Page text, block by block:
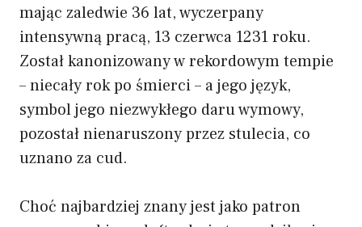
mając zaledwie 36 lat, wyczerpany
intensywną pracą, 13 czerwca 1231 roku.
Został kanonizowany w rekordowym tempie
– niecały rok po śmierci – a jego język,
symbol jego niezwykłego daru wymowy,
pozostał nienaruszony przez stulecia, co
uznano za cud.
Choć najbardziej znany jest jako patron